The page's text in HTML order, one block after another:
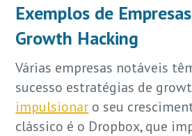
Exemplos de
Growth Hacking
Várias empresas notáveis
sucesso estratégias de
impulsionar o seu
clássico é o Dropbox, que